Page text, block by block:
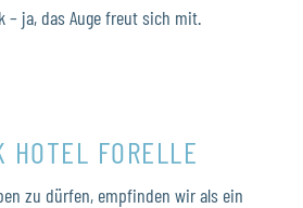
– ja, das Auge freut sich mit.
HOTEL FORELLE
zu dürfen, empfinden wir als ein